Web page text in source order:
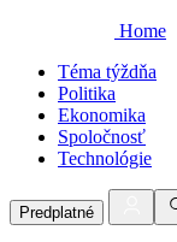
Home
Téma týždňa
Politika
Ekonomika
Spoločnosť
Technológie
Predplatné